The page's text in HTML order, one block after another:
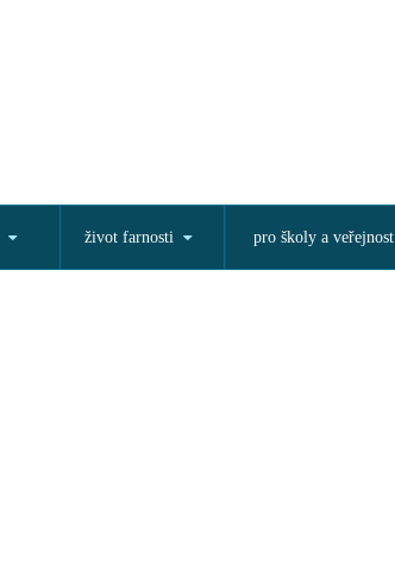
život farnosti pro školy a veřejnost